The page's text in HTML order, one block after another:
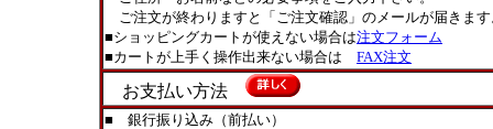
ご注文が終わりますと「ご注文確認」のメールが届きま
■ショッピングカートが使えない場合は注文フォーム
■カートが上手く操作出来ない場合は FAX注文
お支払い方法
■ 銀行振り込み（前払い）